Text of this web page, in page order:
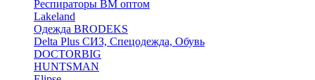
Респираторы ВМ оптом
Lakeland
Одежда BRODEKS
Delta Plus СИЗ, Спецодежда, Обувь
DOCTORBIG
HUNTSMAN